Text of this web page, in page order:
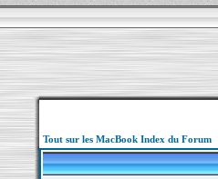
Tout sur les MacBook Index du Forum